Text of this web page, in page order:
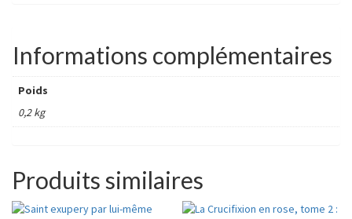
Informations complémentaires
Poids
0,2 kg
Produits similaires